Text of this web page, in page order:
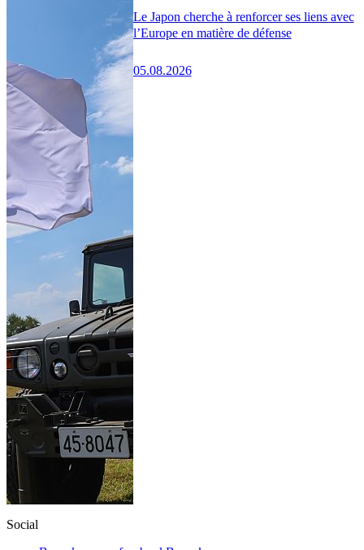
Le Japon cherche à renforcer ses liens avec
l’Europe en matière de défense
05.08.2026
Social